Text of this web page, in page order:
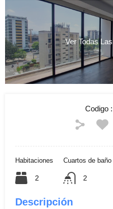
Ver Todas
Codigo :
Habitaciones
2
Cuartos de baño
2
Descripción